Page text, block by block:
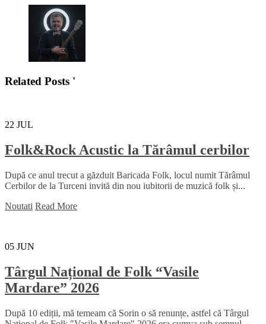
Related Posts '
22 JUL
Folk&Rock Acustic la Tărâmul cerbilor
După ce anul trecut a găzduit Baricada Folk, locul numit Tărâmul
Cerbilor de la Turceni invită din nou iubitorii de muzică folk și...
Noutati Read More
05 JUN
Târgul Național de Folk “Vasile
Mardare” 2026
După 10 ediții, mă temeam că Sorin o să renunțe, astfel că Târgul